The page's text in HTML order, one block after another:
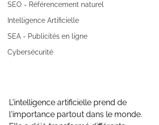
SEO - Référencement naturel
Intelligence Artificielle
SEA - Publicités en ligne
Cybersécurité
L'intelligence artificielle prend de
l'importance partout dans le monde.